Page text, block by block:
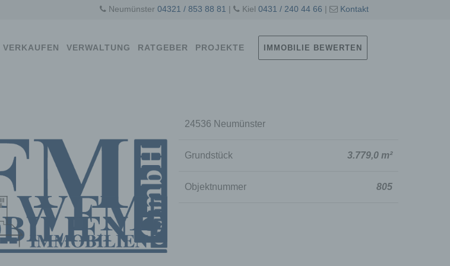
Neumünster 04321 / 853 88 81 Kiel 0431 / 240 44 66 Kontakt
IMMOBILIE BEWERTEN
VERKAUFEN VERWALTUNG RATGEBER PROJEKTE
24536 Neumünster
Grundstück 3.779,0 m²
Objektnummer 805